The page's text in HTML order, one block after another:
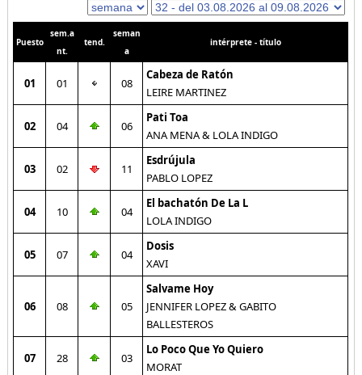
Puesto
sem.a
nt.
tend.
seman
a
intérprete - título
01 01 08
Cabeza de Ratón
LEIRE MARTINEZ
02 04 06
Pati Toa
ANA MENA & LOLA INDIGO
03 02 11
Esdrújula
PABLO LOPEZ
04 10 04
El bachatón De La L
LOLA INDIGO
05 07 04
Dosis
XAVI
06 08 05
Salvame Hoy
JENNIFER LOPEZ & GABITO
BALLESTEROS
07 28 03
Lo Poco Que Yo Quiero
MORAT